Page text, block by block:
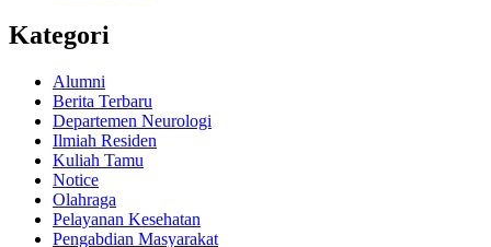
Kategori
Alumni
Berita Terbaru
Departemen Neurologi
Ilmiah Residen
Kuliah Tamu
Notice
Olahraga
Pelayanan Kesehatan
Pengabdian Masyarakat